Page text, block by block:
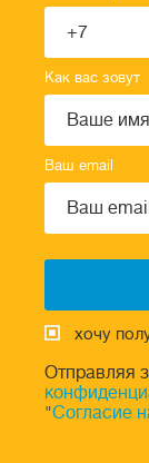
Как вас зовут
Ваш email
хочу
Отправляя
"Согласие